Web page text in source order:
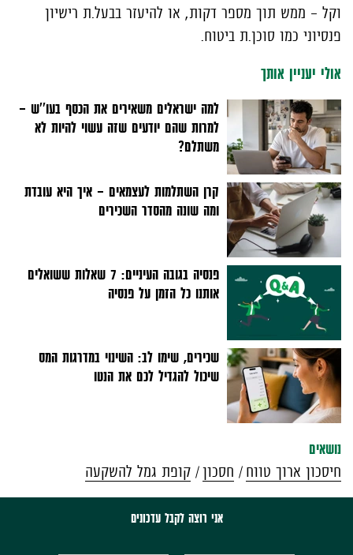
וקל – ממש תוך מספר דקות, או להיעזר בבעל.ת רישיון
פנסיוני כמו סוכן.ת ביטוח.
אולי יעניין אותך
למה ישראלים משאירים את הכסף בעו''ש –
למרות שהם יודעים שזה עשוי להיות לא
משתלם?
קרן השתלמות לעצמאים - איך היא עובדת
ומה שונה מהסדר השכירים
פנסיה בגובה העיניים: 7 שאלות ששואלים
אותנו כל הזמן על פנסיה
שכירים, שימו לב: השינוי במדרגות המס
שיכול להגדיל לכם את הנטו
נושאים
חיסכון ארוך טווח
חסכון קופת גמל להשקעה
אני רוצה לקבל עדכונים